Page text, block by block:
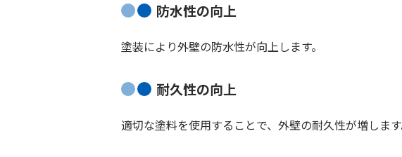
防水性の向上
塗装により外壁の防水性が向上します。
耐久性の向上
適切な塗料を使用することで、外壁の耐久性が増します